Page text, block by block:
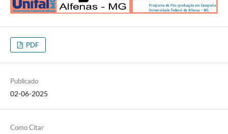
PDF
Publicado
02-06-2025
Como Citar